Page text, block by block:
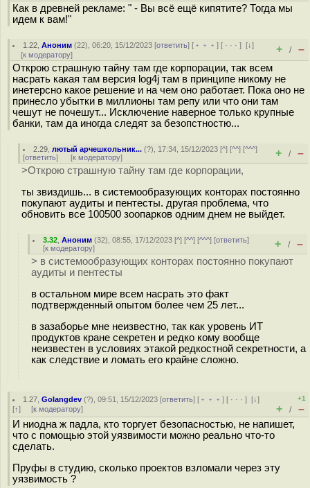
Как в древней рекламе: " - Вы всё ещё кипятите? Тогда мы
идем к вам!"
1.22 ,Аноним (22), 06:20, 15/12/2023 [ответить] [ ﹢﹢﹢] [ · · ·][↓]
[к модератору] + / –
Открою страшную тайну там где корпорации, так всем
насрать какая там версия log4j там в принципе никому не
инетерсно какое решение и на чем оно работает. Пока оно не
принесло убытки в миллионы там репу или что они там
чешут не почешут... Исключение наверное только крупные
банки, там да иногда следят за безопстностю...
2.29 ,лютый арчешкольник... (?), 17:34, 15/12/2023 [^] [^^] [^^^]
[ответить] [к модератору] + / –
>Открою страшную тайну там где корпорации,
ты звиздишь... в системообразующих конторах постоянно
покупают аудиты и пентесты. другая проблема, что
обновить все 100500 зоопарков одним днем не выйдет.
3.32 ,Аноним (32), 08:55, 17/12/2023 [^] [^^] [^^^] [ответить]
[к модератору] + / –
> в системообразующих конторах постоянно покупают
аудиты и пентесты
в остальном мире всем насрать это факт
подтвержденный опытом более чем 25 лет...
в зазаборье мне неизвестно, так как уровень ИТ
продуктов кране секретен и редко кому вообще
неизвестен в условиях этакой редкостной секретности, а
как следствие и ломать его крайне сложно.
1.27 ,Golangdev (?), 09:51, 15/12/2023 [ответить] [ ﹢﹢﹢] [ · · ·][↓]
[↑] [к модератору]
+1
+ / –
И ниодна ж падла, кто торгует безопасностью, не напишет,
что с помощью этой уязвимости можно реально что-то
сделать.
Пруфы в студию, сколько проектов взломали через эту
уязвимость ?